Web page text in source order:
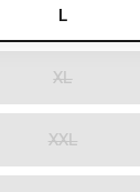
L
XL
XXL